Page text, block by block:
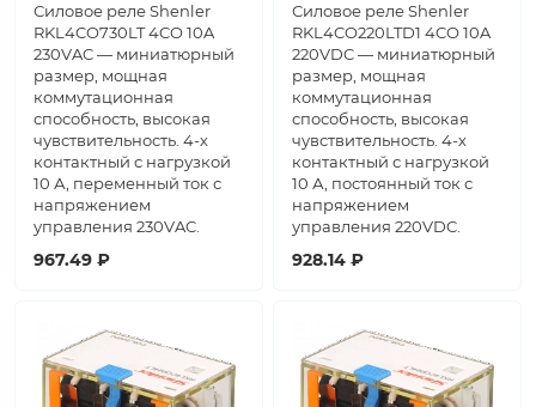
Силовое реле Shenler
RKL4CO730LT 4CO 10A
230VAC — миниатюрный
размер, мощная
коммутационная
способность, высокая
чувствительность. 4-х
контактный с нагрузкой
10 А, переменный ток с
напряжением
управления 230VAC.
967.49 ₽
Силовое реле Shenler
RKL4CO220LTD1 4CO 10A
220VDC — миниатюрный
размер, мощная
коммутационная
способность, высокая
чувствительность. 4-х
контактный с нагрузкой
10 А, постоянный ток с
напряжением
управления 220VDC.
928.14 ₽